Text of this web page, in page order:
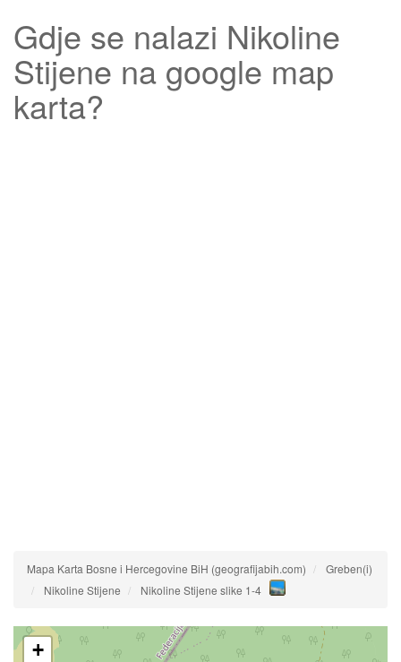
Gdje se nalazi Nikoline
Stijene na google map
karta?
Mapa Karta Bosne i Hercegovine BiH (geografijabih.com)
Greben(i)
Nikoline Stijene
Nikoline Stijene slike 1-4
+